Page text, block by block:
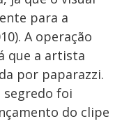
para a
A operação
que a artista
por paparazzi.
foi
do clipe